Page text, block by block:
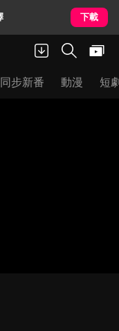
下載
同步新番 動漫 短